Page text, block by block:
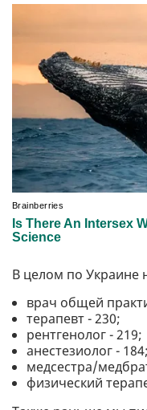
В целом по Украине
врач общей
терапевт - 230;
рентгенолог - 219;
анестезиолог - 184;
медсестра/
физический